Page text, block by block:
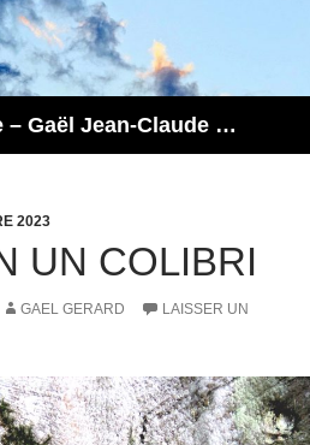
Regardauvergne – Gaël Jean-Claude GERARD
2023
UN COLIBRI
GAEL GERARD
LAISSER UN